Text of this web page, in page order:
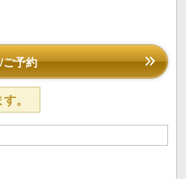
ご予約
。